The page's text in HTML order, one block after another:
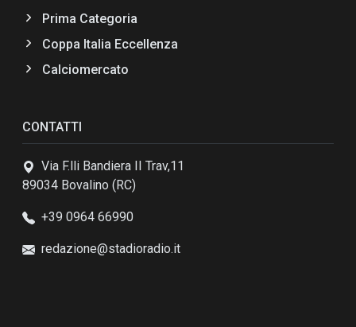
Prima Categoria
Coppa Italia Eccellenza
Calciomercato
CONTATTI
Via F.lli Bandiera II Trav,11
89034 Bovalino (RC)
+39 0964 66990
redazione@stadioradio.it